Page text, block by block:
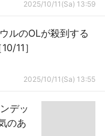
2025/10/11(Sa) 13:59
ルのOLが殺到する
11］
2025/10/11(Sa) 13:55
デッ
のあ